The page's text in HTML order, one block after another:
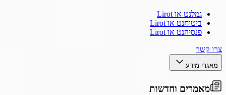
גמלנט או Lirot
ביטוחנט או Lirot
פנסיהנט או Lirot
צרו קשר
מאגרי מידע
מאמרים וחדשות